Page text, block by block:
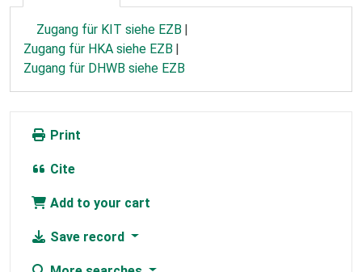
Zugang für KIT siehe EZB
Zugang für HKA siehe EZB
Zugang für DHWB siehe EZB
Print
Cite
Add to your cart
Save record